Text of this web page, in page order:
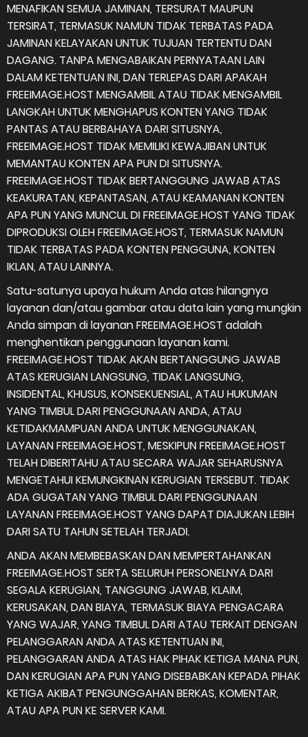
MENAFIKAN SEMUA JAMINAN, TERSURAT MAUPUN
TERSIRAT, TERMASUK NAMUN TIDAK TERBATAS PADA
JAMINAN KELAYAKAN UNTUK TUJUAN TERTENTU DAN
DAGANG. TANPA MENGABAIKAN PERNYATAAN LAIN
DALAM KETENTUAN INI, DAN TERLEPAS DARI APAKAH
FREEIMAGE.HOST MENGAMBIL ATAU TIDAK MENGAMBIL
LANGKAH UNTUK MENGHAPUS KONTEN YANG TIDAK
PANTAS ATAU BERBAHAYA DARI SITUSNYA,
FREEIMAGE.HOST TIDAK MEMILIKI KEWAJIBAN UNTUK
MEMANTAU KONTEN APA PUN DI SITUSNYA.
FREEIMAGE.HOST TIDAK BERTANGGUNG JAWAB ATAS
KEAKURATAN, KEPANTASAN, ATAU KEAMANAN KONTEN
APA PUN YANG MUNCUL DI FREEIMAGE.HOST YANG TIDAK
DIPRODUKSI OLEH FREEIMAGE.HOST, TERMASUK NAMUN
TIDAK TERBATAS PADA KONTEN PENGGUNA, KONTEN
IKLAN, ATAU LAINNYA.
Satu-satunya upaya hukum Anda atas hilangnya
layanan dan/atau gambar atau data lain yang mungkin
Anda simpan di layanan FREEIMAGE.HOST adalah
menghentikan penggunaan layanan kami.
FREEIMAGE.HOST TIDAK AKAN BERTANGGUNG JAWAB
ATAS KERUGIAN LANGSUNG, TIDAK LANGSUNG,
INSIDENTAL, KHUSUS, KONSEKUENSIAL, ATAU HUKUMAN
YANG TIMBUL DARI PENGGUNAAN ANDA, ATAU
KETIDAKMAMPUAN ANDA UNTUK MENGGUNAKAN,
LAYANAN FREEIMAGE.HOST, MESKIPUN FREEIMAGE.HOST
TELAH DIBERITAHU ATAU SECARA WAJAR SEHARUSNYA
MENGETAHUI KEMUNGKINAN KERUGIAN TERSEBUT. TIDAK
ADA GUGATAN YANG TIMBUL DARI PENGGUNAAN
LAYANAN FREEIMAGE.HOST YANG DAPAT DIAJUKAN LEBIH
DARI SATU TAHUN SETELAH TERJADI.
ANDA AKAN MEMBEBASKAN DAN MEMPERTAHANKAN
FREEIMAGE.HOST SERTA SELURUH PERSONELNYA DARI
SEGALA KERUGIAN, TANGGUNG JAWAB, KLAIM,
KERUSAKAN, DAN BIAYA, TERMASUK BIAYA PENGACARA
YANG WAJAR, YANG TIMBUL DARI ATAU TERKAIT DENGAN
PELANGGARAN ANDA ATAS KETENTUAN INI,
PELANGGARAN ANDA ATAS HAK PIHAK KETIGA MANA PUN,
DAN KERUGIAN APA PUN YANG DISEBABKAN KEPADA PIHAK
KETIGA AKIBAT PENGUNGGAHAN BERKAS, KOMENTAR,
ATAU APA PUN KE SERVER KAMI.